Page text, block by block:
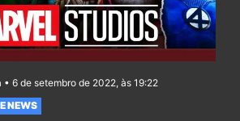
• 6 de setembro de 2022, às 19:22
NEWS